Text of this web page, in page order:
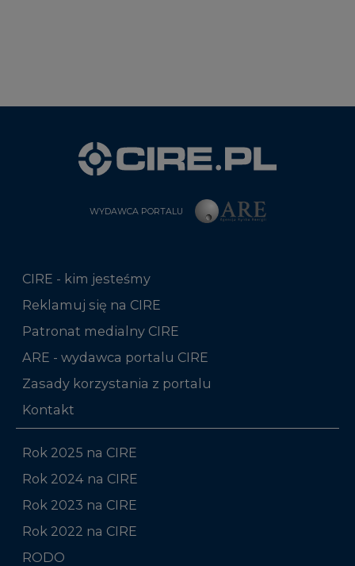
WYDAWCA PORTALU
CIRE - kim jesteśmy
Reklamuj się na CIRE
Patronat medialny CIRE
ARE - wydawca portalu CIRE
Zasady korzystania z portalu
Kontakt
Rok 2025 na CIRE
Rok 2024 na CIRE
Rok 2023 na CIRE
Rok 2022 na CIRE
RODO